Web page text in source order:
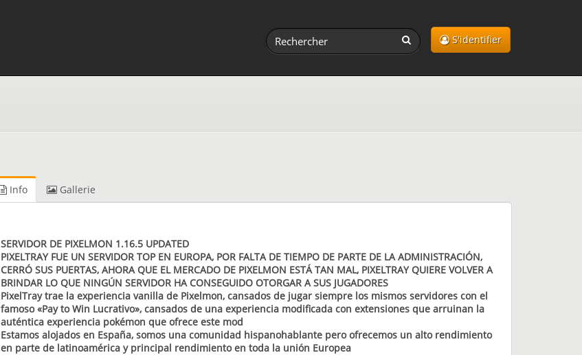
S'identifier
Info Gallerie
SERVIDOR DE PIXELMON 1.16.5 UPDATED
PIXELTRAY FUE UN SERVIDOR TOP EN EUROPA, POR FALTA DE TIEMPO DE PARTE DE LA ADMINISTRACIÓN,
CERRÓ SUS PUERTAS, AHORA QUE EL MERCADO DE PIXELMON ESTÁ TAN MAL, PIXELTRAY QUIERE VOLVER A
BRINDAR LO QUE NINGÚN SERVIDOR HA CONSEGUIDO OTORGAR A SUS JUGADORES
PixelTray trae la experiencia vanilla de Pixelmon, cansados de jugar siempre los mismos servidores con el
famoso «Pay to Win Lucrativo», cansados de una experiencia modificada con extensiones que arruinan la
auténtica experiencia pokémon que ofrece este mod
Estamos alojados en España, somos una comunidad hispanohablante pero ofrecemos un alto rendimiento
en parte de latinoamérica y principal rendimiento en toda la unión Europea